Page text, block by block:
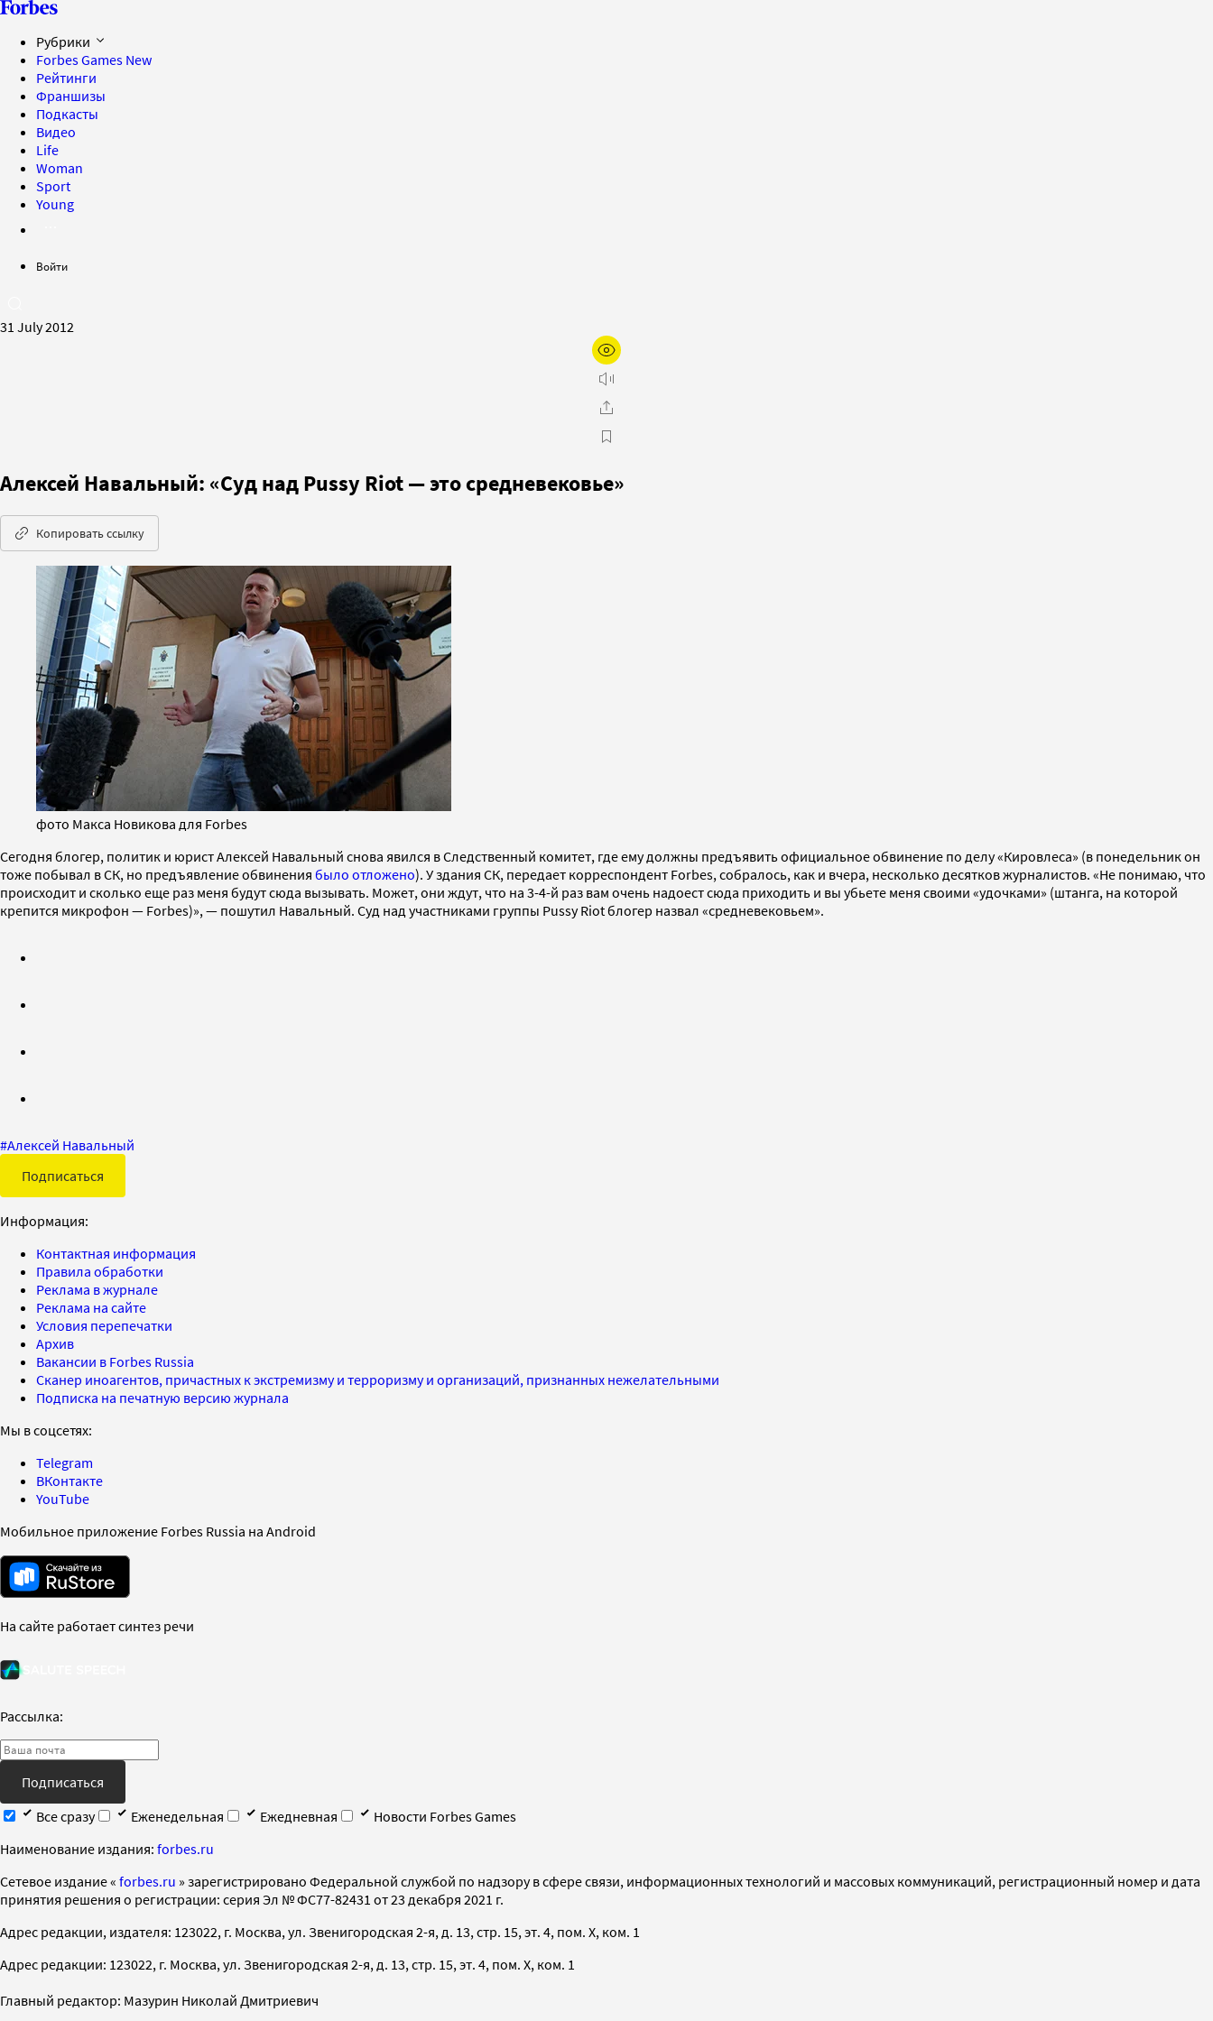
Рубрики
Forbes Games New
Рейтинги
Франшизы
Подкасты
Видео
Life
Woman
Sport
Young
Войти
31 July 2012
Алексей Навальный: «Суд над Pussy Riot — это средневековье»
Копировать ссылку
фото Макса Новикова для Forbes
Сегодня блогер, политик и юрист Алексей Навальный снова явился в Следственный комитет, где ему должны предъявить официальное обвинение по делу «Кировлеса» (в понедельник он
тоже побывал в СК, но предъявление обвинения было отложено). У здания СК, передает корреспондент Forbes, собралось, как и вчера, несколько десятков журналистов. «Не понимаю, что
происходит и сколько еще раз меня будут сюда вызывать. Может, они ждут, что на 3-4-й раз вам очень надоест сюда приходить и вы убьете меня своими «удочками» (штанга, на которой
крепится микрофон — Forbes)», — пошутил Навальный. Суд над участниками группы Pussy Riot блогер назвал «средневековьем».
#Алексей Навальный
Подписаться
Информация:
Контактная информация
Правила обработки
Реклама в журнале
Реклама на сайте
Условия перепечатки
Архив
Вакансии в Forbes Russia
Сканер иноагентов, причастных к экстремизму и терроризму и организаций, признанных нежелательными
Подписка на печатную версию журнала
Мы в соцсетях:
Telegram
ВКонтакте
YouTube
Мобильное приложение Forbes Russia на Android
На сайте работает синтез речи
Рассылка:
Подписаться
Все сразу
Еженедельная Ежедневная
Новости Forbes Games
Наименование издания: forbes.ru
Cетевое издание « forbes.ru » зарегистрировано Федеральной службой по надзору в сфере связи, информационных технологий и массовых коммуникаций, регистрационный номер и дата
принятия решения о регистрации: серия Эл № ФС77-82431 от 23 декабря 2021 г.
Адрес редакции, издателя: 123022, г. Москва, ул. Звенигородская 2-я, д. 13, стр. 15, эт. 4, пом. X, ком. 1
Адрес редакции: 123022, г. Москва, ул. Звенигородская 2-я, д. 13, стр. 15, эт. 4, пом. X, ком. 1
Главный редактор: Мазурин Николай Дмитриевич